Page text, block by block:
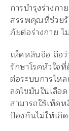
การบำรุงร่างก
สรรพคุณที่ช่วยรั
ภัยต่อร่างกาย
เห็ดหลินจือ ถือ
รักษาโรคหัวใจ
ต่อระบบการไห
ลดไขมันในเลือ
สามารถใช้เห็ด
ป้องกันไม่ให้เกิ